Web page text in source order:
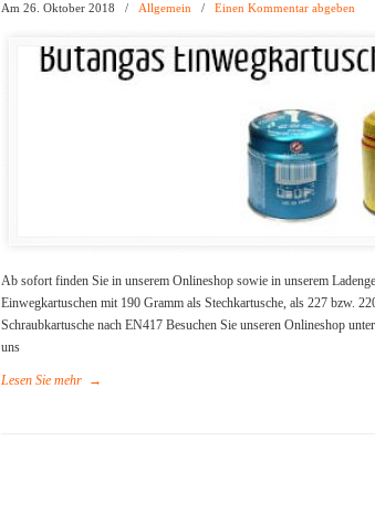
Am 26. Oktober 2018 / Allgemein / Einen Kommentar abgeben
Ab sofort finden Sie in unserem Onlineshop sowie in unserem
Einwegkartuschen mit 190 Gramm als Stechkartusche, als 227 bzw.
Schraubkartusche nach EN417 Besuchen Sie unseren Onlineshop
uns
Lesen Sie mehr →